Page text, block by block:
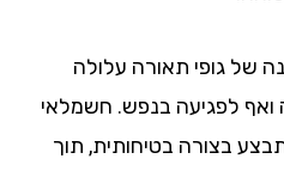
תאורה עלולה
בנפש. חשמלאי
בטיחותית, תוך